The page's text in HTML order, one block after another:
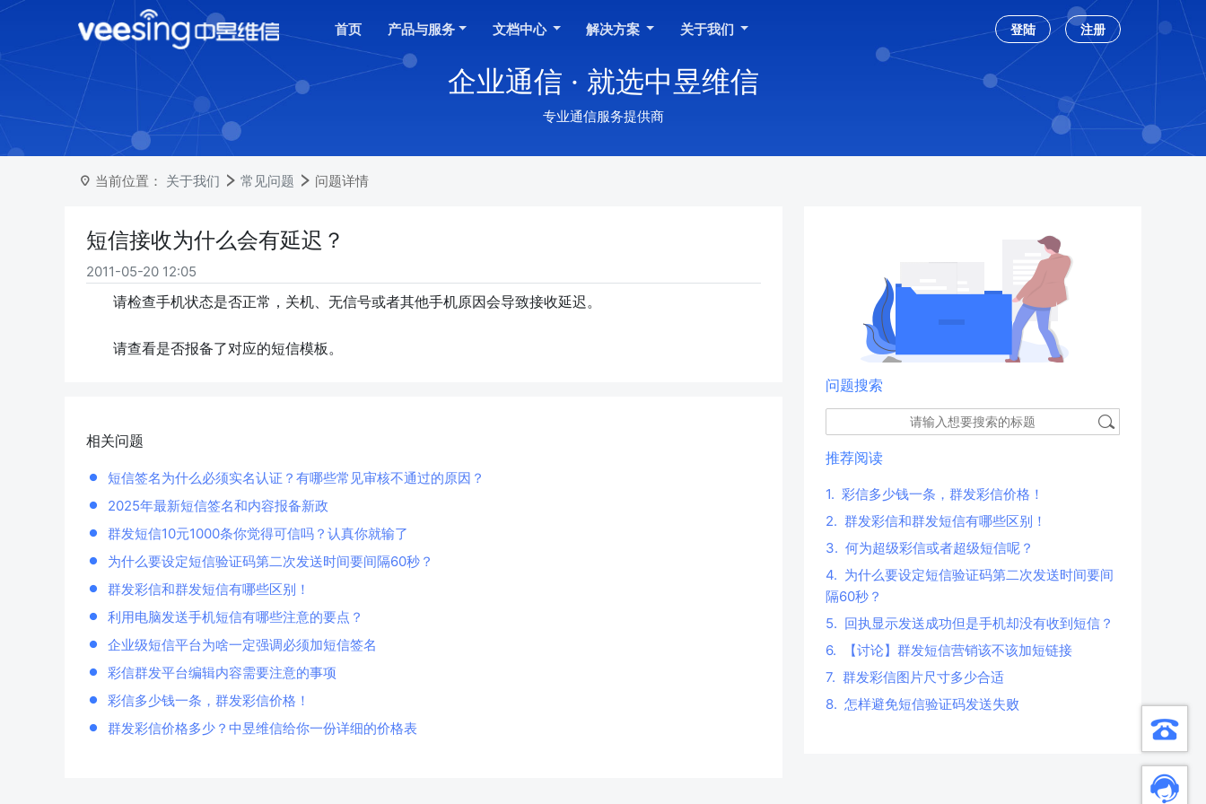
首页 产品与服务 文档中心 解决方案 关于我们 登陆 注册
企业通信 · 就选中昱维信
专业通信服务提供商
当前位置： 关于我们 常见问题 问题详情
短信接收为什么会有延迟？
2011-05-20 12:05
请检查手机状态是否正常，关机、无信号或者其他手机原因会导致接收延迟。
请查看是否报备了对应的短信模板。
相关问题
短信签名为什么必须实名认证？有哪些常见审核不通过的原因？
2025年最新短信签名和内容报备新政
群发短信10元1000条你觉得可信吗？认真你就输了
为什么要设定短信验证码第二次发送时间要间隔60秒？
群发彩信和群发短信有哪些区别！
利用电脑发送手机短信有哪些注意的要点？
企业级短信平台为啥一定强调必须加短信签名
彩信群发平台编辑内容需要注意的事项
彩信多少钱一条，群发彩信价格！
群发彩信价格多少？中昱维信给你一份详细的价格表
问题搜索
推荐阅读
1. 彩信多少钱一条，群发彩信价格！
2. 群发彩信和群发短信有哪些区别！
3. 何为超级彩信或者超级短信呢？
4. 为什么要设定短信验证码第二次发送时间要间
隔60秒？
5. 回执显示发送成功但是手机却没有收到短信？
6.
【讨论】群发短信营销该不该加短链接
7. 群发彩信图片尺寸多少合适
8. 怎样避免短信验证码发送失败